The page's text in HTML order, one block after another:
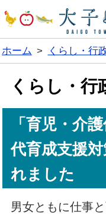
ホーム > くらし・行
くらし・行
「育児・介
代育成支援
れました
男女ともに仕事